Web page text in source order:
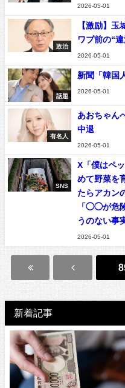
2026-05-01
政治
【激励】玉
ワブ前の“
2026-05-01
話題
新聞「韓国
2026-05-01
有名人
あおちゃん
中退
2026-05-01
SNS
X「僕はペ
めて野菜を
たらアカン
「◯◯が危
うのない事
2026-05-01
新着記事